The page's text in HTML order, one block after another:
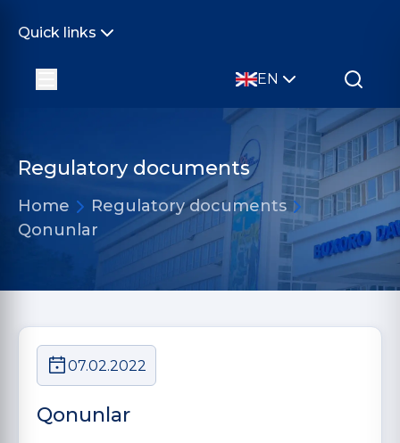
Quick links
EN
Regulatory documents
Home
Regulatory documents
Qonunlar
07.02.2022
Qonunlar